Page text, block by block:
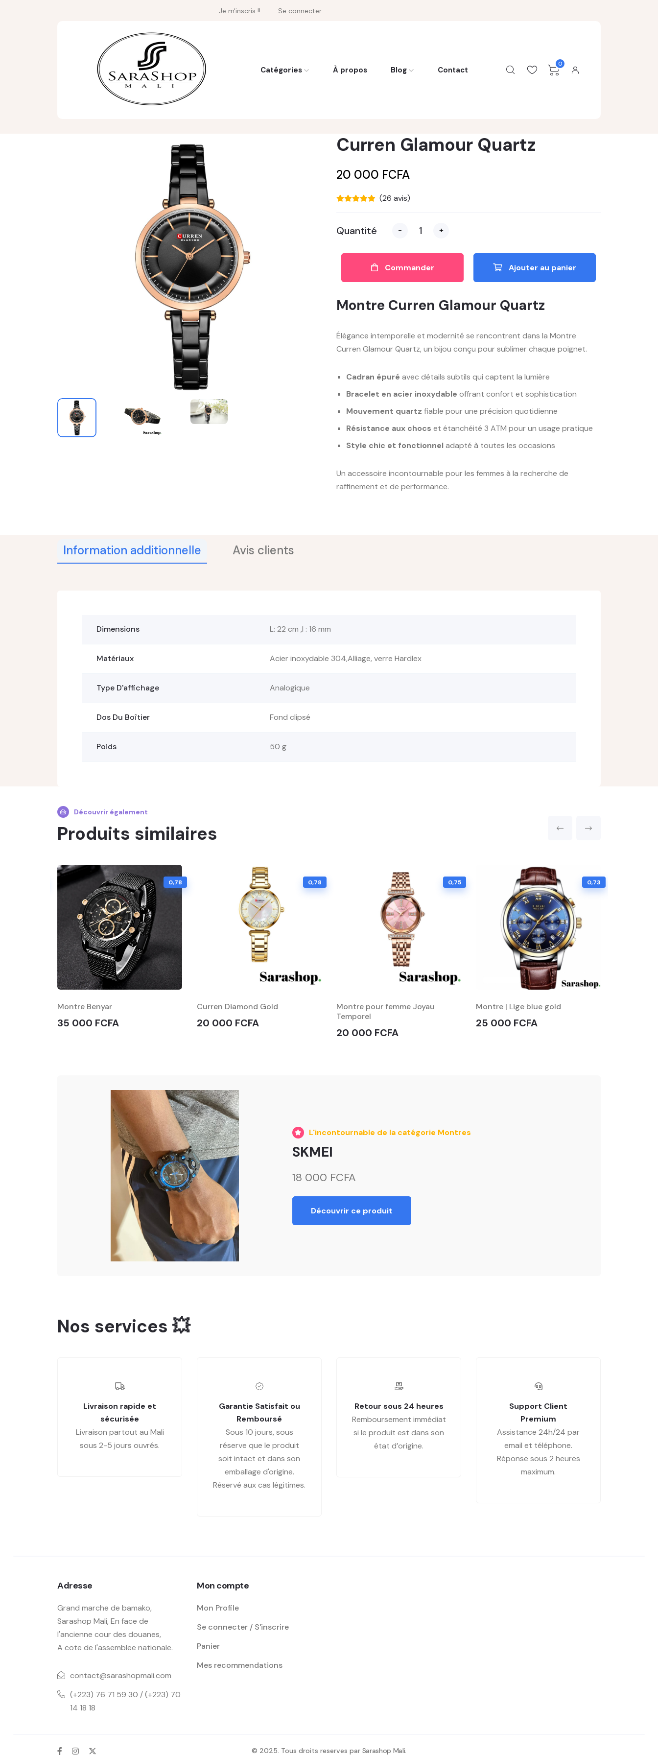
Je m'inscris !! Se connecter
Catégories À propos Blog Contact
0
Curren Glamour Quartz
20 000 FCFA
(26 avis)
Quantité - +
Commander Ajouter au panier
Montre Curren Glamour Quartz
Élégance intemporelle et modernité se rencontrent dans la Montre
Curren Glamour Quartz, un bijou conçu pour sublimer chaque poignet.
Cadran épuré avec détails subtils qui captent la lumière
Bracelet en acier inoxydable offrant confort et sophistication
Mouvement quartz fiable pour une précision quotidienne
Résistance aux chocs et étanchéité 3 ATM pour un usage pratique
Style chic et fonctionneladapté à toutes les occasions
Un accessoire incontournable pour les femmes à la recherche de
raffinement et de performance.
Information additionnelle Avis clients
Dimensions L: 22 cm ,l : 16 mm
Matériaux Acier inoxydable 304,Alliage, verre Hardlex
Type D'affichage Analogique
Dos Du Boîtier Fond clipsé
Poids 50 g
Découvrir également
Produits similaires
0,78
Montre Benyar
35 000 FCFA
0,78
Curren Diamond Gold
20 000 FCFA
0,75
Montre pour femme Joyau
Temporel
20 000 FCFA
0,73
Montre | Lige blue gold
25 000 FCFA
L'incontournable de la catégorie Montres
SKMEI
18 000 FCFA
Découvrir ce produit
Nos services 💥
Livraison rapide et
sécurisée
Livraison partout au Mali
sous 2-5 jours ouvrés.
Garantie Satisfait ou
Remboursé
Sous 10 jours, sous
réserve que le produit
soit intact et dans son
emballage d'origine.
Réservé aux cas légitimes.
Retour sous 24 heures
Remboursement immédiat
si le produit est dans son
état d’origine.
Support Client
Premium
Assistance 24h/24 par
email et téléphone.
Réponse sous 2 heures
maximum.
Adresse
Grand marche de bamako,
Sarashop Mali, En face de
l'ancienne cour des douanes,
A cote de l'assemblee nationale.
contact@sarashopmali.com
(+223) 76 71 59 30 / (+223) 70
14 18 18
Mon compte
Mon Profile
Se connecter / S'inscrire
Panier
Mes recommendations
© 2025. Tous droits reserves par Sarashop Mali.